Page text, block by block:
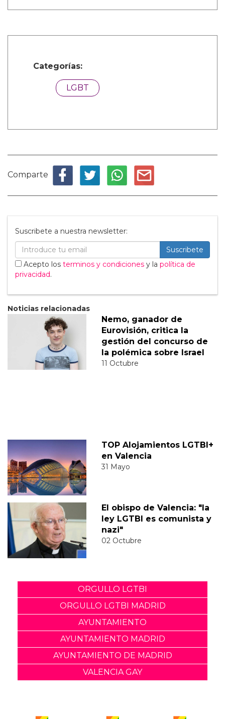
Categorías:
LGBT
Comparte
Suscribete a nuestra newsletter:
Suscribete
Acepto los terminos y condiciones y la política de
privacidad.
Noticias relacionadas
Nemo, ganador de
Eurovisión, critica la
gestión del concurso de
la polémica sobre Israel
11 Octubre
TOP Alojamientos LGTBI+
en Valencia
31 Mayo
El obispo de Valencia: "la
ley LGTBI es comunista y
nazi"
02 Octubre
ORGULLO LGTBI
ORGULLO LGTBI MADRID
AYUNTAMIENTO
AYUNTAMIENTO MADRID
AYUNTAMIENTO DE MADRID
VALENCIA GAY